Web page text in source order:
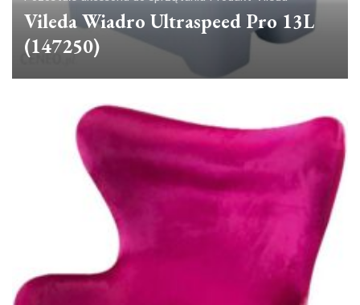
Vileda Wiadro Ultraspeed Pro 13L
(147250)